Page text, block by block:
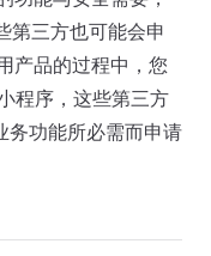
第三方也可能会申
产品的过程中，您
程序，这些第三方
务功能所必需而申请